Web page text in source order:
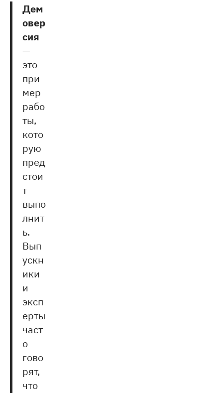
Дем
овер
сия
—
это
при
мер
рабо
ты,
кото
рую
пред
стои
т
выпо
лнит
ь.
Вып
ускн
ики
и
эксп
ерты
част
о
гово
рят,
что